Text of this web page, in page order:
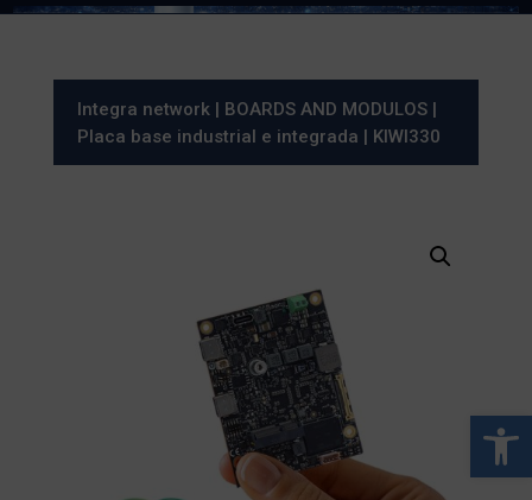
Abrir
Integra network| BOARDS AND MODULOS|
Placa base industrial e integrada | KIWI330